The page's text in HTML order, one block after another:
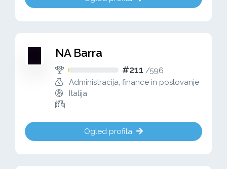
NA Barra
#211 /596
Administracija, finance in poslovanje
Italija
Ogled profila